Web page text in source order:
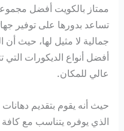
ممتاز بالكويت أفضل
تساعد بدورها على توفير
جمالية لا مثيل لها، حيث أن
أفضل أنواع الديكورات
عالي للمكان.
حيث أنه يقوم بتقديم دهانات
الذي يوفره يتناسب مع كافة